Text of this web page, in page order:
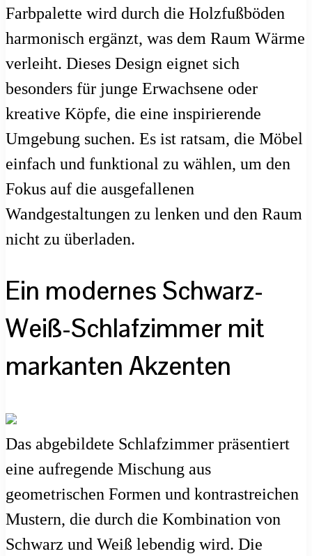
Farbpalette wird durch die Holzfußböden
harmonisch ergänzt, was dem Raum Wärme
verleiht. Dieses Design eignet sich
besonders für junge Erwachsene oder
kreative Köpfe, die eine inspirierende
Umgebung suchen. Es ist ratsam, die Möbel
einfach und funktional zu wählen, um den
Fokus auf die ausgefallenen
Wandgestaltungen zu lenken und den Raum
nicht zu überladen.
Ein modernes Schwarz-
Weiß-Schlafzimmer mit
markanten Akzenten
Das abgebildete Schlafzimmer präsentiert
eine aufregende Mischung aus
geometrischen Formen und kontrastreichen
Mustern, die durch die Kombination von
Schwarz und Weiß lebendig wird. Die